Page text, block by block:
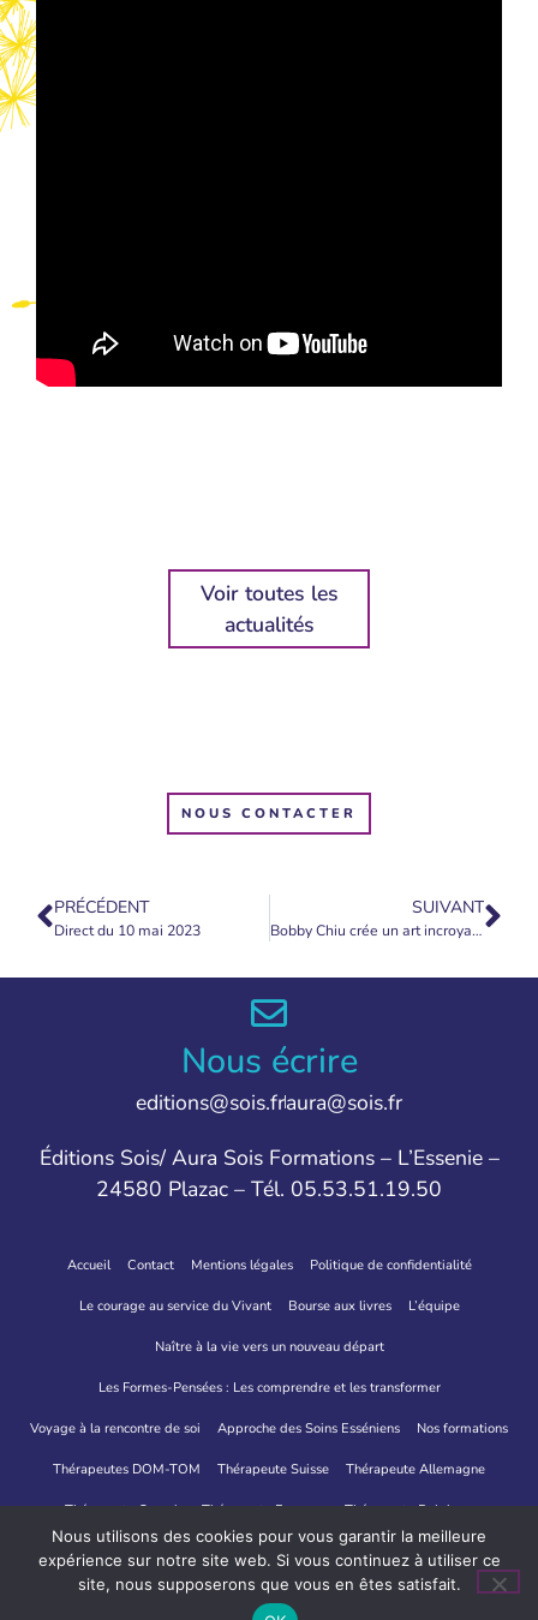
Voir toutes les
actualités
NOUS CONTACTER
PRÉCÉDENT
Direct du 10 mai 2023
SUIVANT
Bobby Chiu crée un art incroyable « Infinite Zoom »
Nous écrire
editions@sois.fraura@sois.fr
Éditions Sois/ Aura Sois Formations – L’Essenie –
24580 Plazac – Tél. 05.53.51.19.50
Accueil Contact Mentions légales Politique de confidentialité
Le courage au service du Vivant Bourse aux livres L’équipe
Naître à la vie vers un nouveau départ
Les Formes-Pensées : Les comprendre et les transformer
Voyage à la rencontre de soi Approche des Soins Esséniens Nos formations
Thérapeutes DOM-TOM Thérapeute Suisse Thérapeute Allemagne
Thérapeute Canada Thérapeute Espagne Thérapeute Belgique
Thérapeutes Italie
Crédit Photo "OONA Regard de Lumière"
Nous utilisons des cookies pour vous garantir la meilleure
expérience sur notre site web. Si vous continuez à utiliser ce
site, nous supposerons que vous en êtes satisfait.